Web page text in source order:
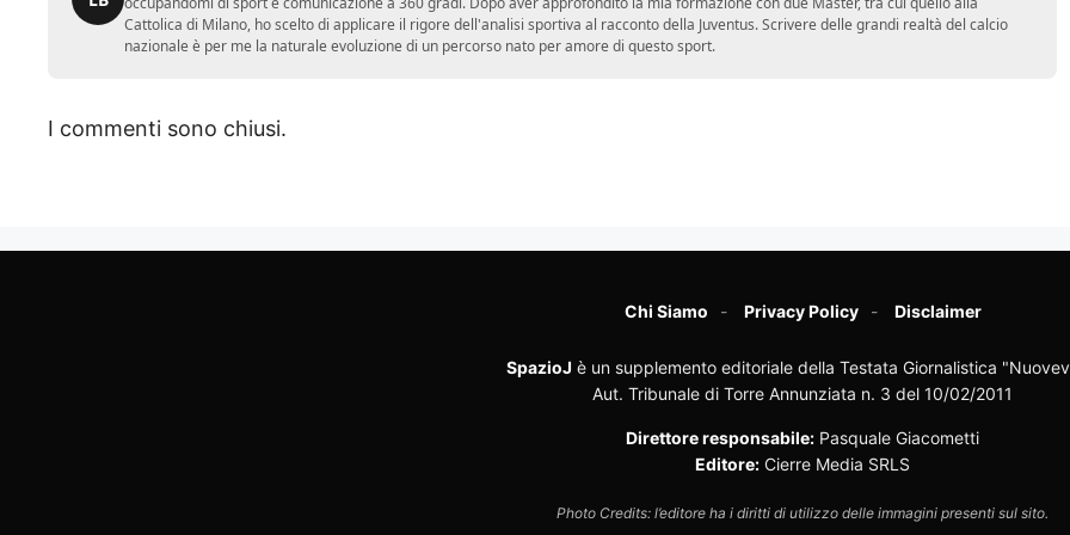
Cattolica di Milano, ho scelto di applicare il rigore dell'analisi sportiva al racconto della Juventus. Scrivere delle grandi realtà del calcio
nazionale è per me la naturale evoluzione di un percorso nato per amore di questo sport.
I commenti sono chiusi.
Chi Siamo Privacy Policy Disclaimer
SpazioJ è un supplemento editoriale della Testata Giornalistica
Aut. Tribunale di Torre Annunziata n. 3 del 10/02/2011
Direttore responsabile: Pasquale Giacometti
Editore: Cierre Media SRLS
Photo Credits: l’editore ha i diritti di utilizzo delle immagini presenti sul sito.